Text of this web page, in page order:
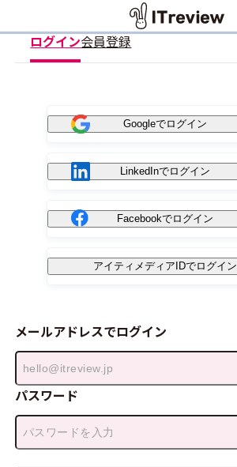
ログイン会員登録
Googleでログイン
LinkedInでログイン
Facebookでログイン
アイティメディアIDでログイン
メールアドレスでログイン
パスワード